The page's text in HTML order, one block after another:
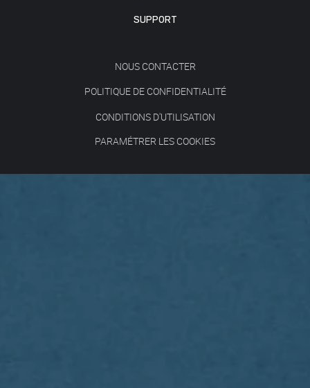
SUPPORT
NOUS CONTACTER
POLITIQUE DE CONFIDENTIALITÉ
CONDITIONS D'UTILISATION
PARAMÉTRER LES COOKIES